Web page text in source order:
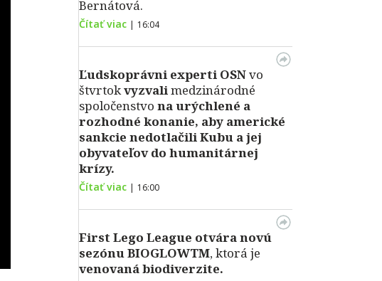
Bernátová.
Čítať viac | 16:04
Ľudskoprávni experti OSNvo
štvrtokvyzvalimedzinárodné
spoločenstvo na urýchlené a
rozhodné konanie, aby americké
sankcie nedotlačili Kubu a jej
obyvateľov do humanitárnej
krízy.
Čítať viac | 16:00
First Lego League otvára novú
sezónu BIOGLOWTM, ktorá je
venovaná biodiverzite.